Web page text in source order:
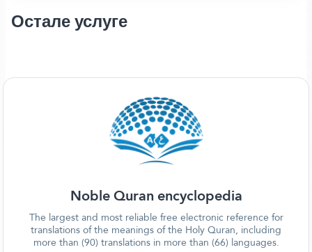
Остале услуге
Noble Quran encyclopedia
The largest and most reliable free electronic reference for
translations of the meanings of the Holy Quran, including
more than (90) translations in more than (66) languages.